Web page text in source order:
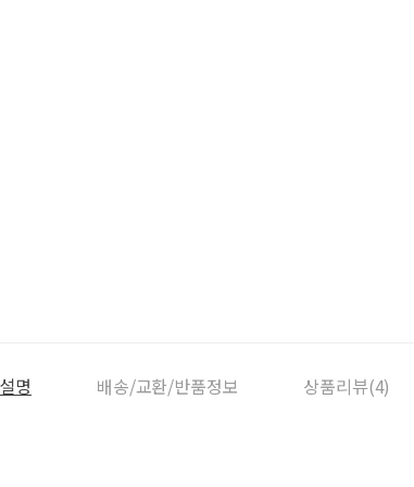
명 배송/교환/반품정보 상품리뷰(4)